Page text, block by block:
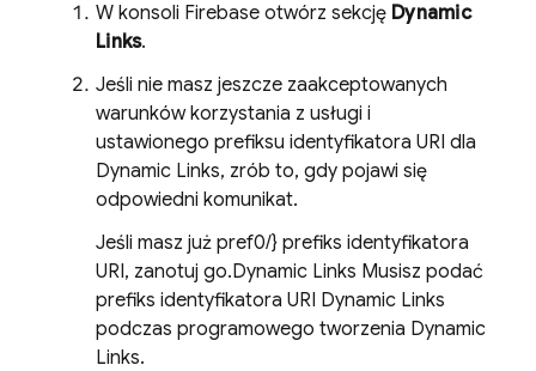
W konsoli Firebase otwórz sekcję Dynamic
Links.
Jeśli nie masz jeszcze zaakceptowanych
warunków korzystania z usługi i
ustawionego prefiksu identyfikatora URI dla
Dynamic Links, zrób to, gdy pojawi się
odpowiedni komunikat.
Jeśli masz już pref0/} prefiks identyfikatora
URI, zanotuj go.Dynamic Links Musisz podać
prefiks identyfikatora URI Dynamic Links
podczas programowego tworzenia Dynamic
Links.